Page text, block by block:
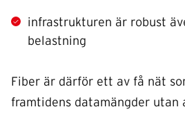
infrastrukturen är robust
belastning
Fiber är därför ett av få nät
framtidens datamängder utan